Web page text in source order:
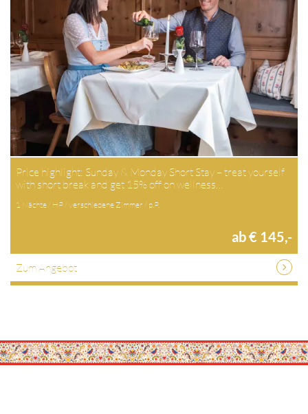
Price highlight: Sunday & Monday Short Stay – treat yourself
with short break and get 15% off on wellness…
1 Nächte / HP / verschiedene Zimmer / p.P.
ab € 145,-
Zum Angebot